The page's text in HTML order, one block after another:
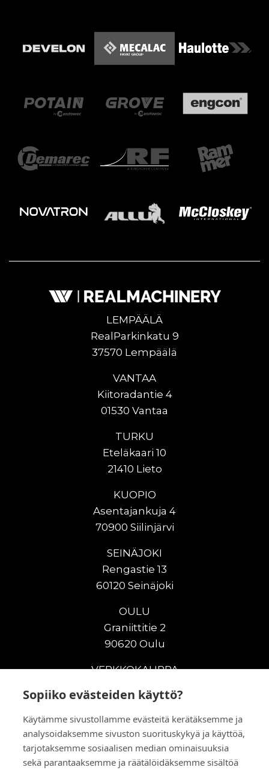
Sopiiko evästeiden käyttö?
Käytämme sivustollamme evästeitä kerätäksemme ja
analysoidaksemme sivuston suorituskykyä ja käyttöä,
tarjotaksemme sosiaalisen median ominaisuuksia
sekä parantaaksemme ja räätälöidäksemme sisältöä
LEMPÄÄLÄ
RealParkinkatu 9
37570 Lempäälä
VANTAA
Kiitoradantie 4
01530 Vantaa
TURKU
Eteläkaari 10
21410 Lieto
KUOPIO
Asentajankuja 4
70900 Siilinjärvi
SEINÄJOKI
Rengastie 13
60120 Seinäjoki
OULU
Graniittitie 2
90620 Oulu
VERKKOKAUPPA
Uudet maanrakennuskoneet
Vuokrakoneet
Kampanjat
Vaihtokoneet